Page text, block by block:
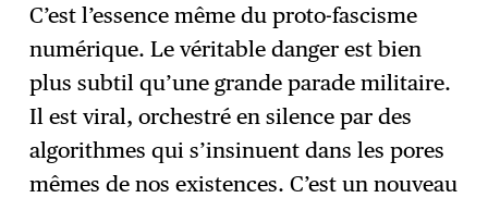
C’est l’essence même du proto-fascisme
numérique. Le véritable danger est bien
plus subtil qu’une grande parade militaire.
Il est viral, orchestré en silence par des
algorithmes qui s’insinuent dans les pores
mêmes de nos existences. C’est un nouveau